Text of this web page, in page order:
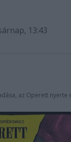
13:43
az Operett